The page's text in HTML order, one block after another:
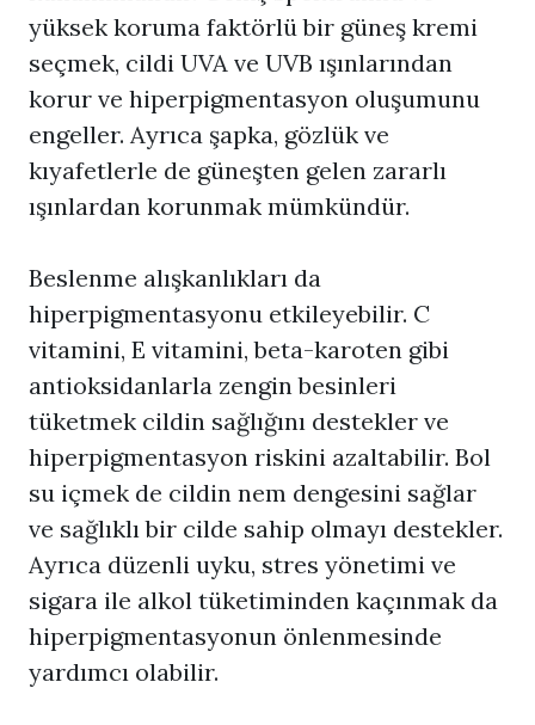
yüksek koruma faktörlü bir güneş kremi
seçmek, cildi UVA ve UVB ışınlarından
korur ve hiperpigmentasyon oluşumunu
engeller. Ayrıca şapka, gözlük ve
kıyafetlerle de güneşten gelen zararlı
ışınlardan korunmak mümkündür.
Beslenme alışkanlıkları da
hiperpigmentasyonu etkileyebilir. C
vitamini, E vitamini, beta-karoten gibi
antioksidanlarla zengin besinleri
tüketmek cildin sağlığını destekler ve
hiperpigmentasyon riskini azaltabilir. Bol
su içmek de cildin nem dengesini sağlar
ve sağlıklı bir cilde sahip olmayı destekler.
Ayrıca düzenli uyku, stres yönetimi ve
sigara ile alkol tüketiminden kaçınmak da
hiperpigmentasyonun önlenmesinde
yardımcı olabilir.